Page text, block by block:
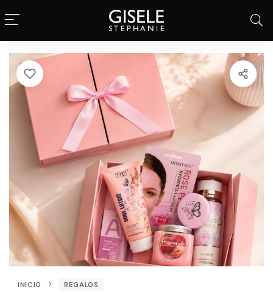
INICIO REGALOS